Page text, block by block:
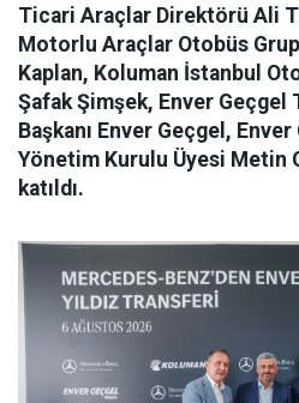
Ticari Araçlar Direktörü Ali
Motorlu Araçlar Otobüs
Kaplan, Koluman İstanbul
Şafak Şimşek, Enver
Başkanı Enver Geçgel,
Yönetim Kurulu Üyesi Metin
katıldı.